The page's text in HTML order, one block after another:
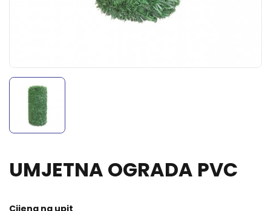
UMJETNA OGRADA PVC